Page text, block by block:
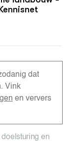
dat
Vink
en ververs
en